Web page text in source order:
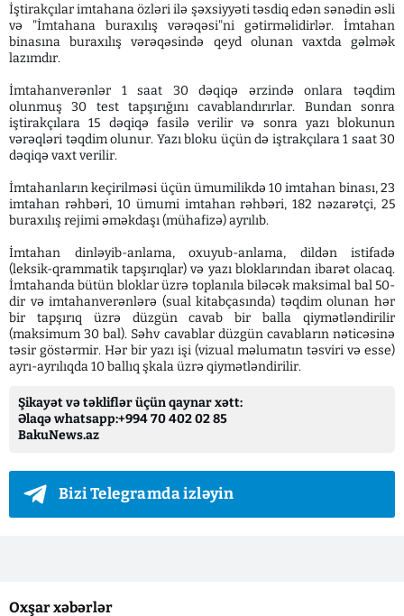
İştirakçılar imtahana özləri ilə şəxsiyyəti təsdiq edən sənədin əsli
və "İmtahana buraxılış vərəqəsi"ni gətirməlidirlər. İmtahan
binasına buraxılış vərəqəsində qeyd olunan vaxtda gəlmək
lazımdır.
İmtahanverənlər 1 saat 30 dəqiqə ərzində onlara təqdim
olunmuş 30 test tapşırığını cavablandırırlar. Bundan sonra
iştirakçılara 15 dəqiqə fasilə verilir və sonra yazı blokunun
vərəqləri təqdim olunur. Yazı bloku üçün də iştrakçılara 1 saat 30
dəqiqə vaxt verilir.
İmtahanların keçirilməsi üçün ümumilikdə 10 imtahan binası, 23
imtahan rəhbəri, 10 ümumi imtahan rəhbəri, 182 nəzarətçi, 25
buraxılış rejimi əməkdaşı (mühafizə) ayrılıb.
İmtahan dinləyib-anlama, oxuyub-anlama, dildən istifadə
(leksik-qrammatik tapşırıqlar) və yazı bloklarından ibarət olacaq.
İmtahanda bütün bloklar üzrə toplanıla biləcək maksimal bal 50-
dir və imtahanverənlərə (sual kitabçasında) təqdim olunan hər
bir tapşırıq üzrə düzgün cavab bir balla qiymətləndirilir
(maksimum 30 bal). Səhv cavablar düzgün cavabların nəticəsinə
təsir göstərmir. Hər bir yazı işi (vizual məlumatın təsviri və esse)
ayrı-ayrılıqda 10 ballıq şkala üzrə qiymətləndirilir.
Şikayət və təkliflər üçün qaynar xətt:
Əlaqə whatsapp:+994 70 402 02 85
BakuNews.az
Bizi Telegramda izləyin
Oxşar xəbərlər